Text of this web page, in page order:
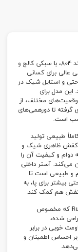
کفش کالج مردانه کد 804، با سبکی کالج و
عالی برای کسانی
و استایل شیک در
مدل برای
مختلف، از
تا دورهمی‌های
است.
طبیعی تولید
کفش ظاهری شیک و
دوام و کیفیت آن را
می‌کند. آستر داخلی
و طبیعی است تا
بیشتر برای پا، به
هم کمک کند.
زیره از جنس Rubber که مخصوص
شده،
خوبی در برابر
احساس اطمینان و